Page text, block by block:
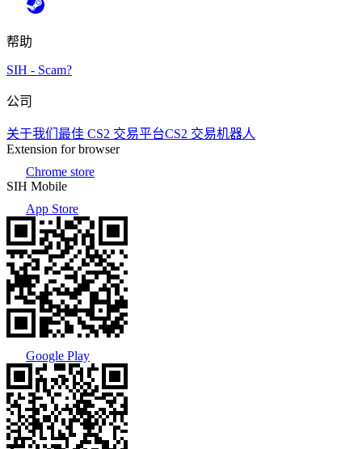
帮助
SIH - Scam?
公司
关于我们 最佳 CS2 交易平台CS2 交易机器人
Extension for browser
Chrome store
SIH Mobile
App Store
Google Play